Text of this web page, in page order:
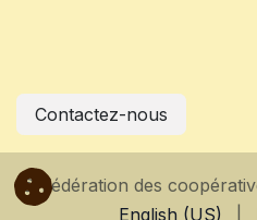
Contactez-nous
© Fédération des
English (US)